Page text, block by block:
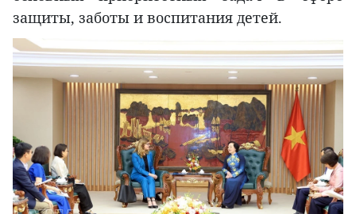
защиты, заботы и воспитания детей.